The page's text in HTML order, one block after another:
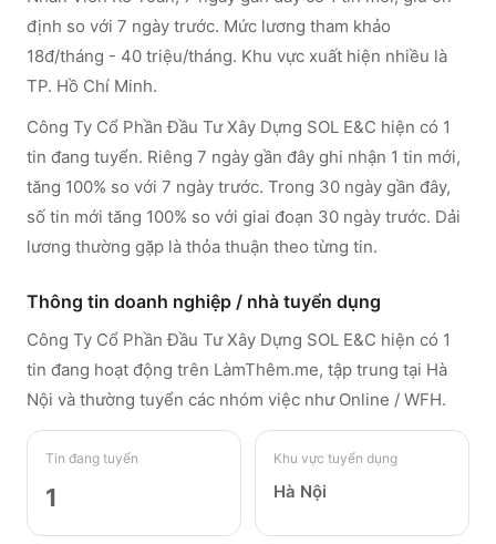
định so với 7 ngày trước. Mức lương tham khảo
18đ/tháng - 40 triệu/tháng. Khu vực xuất hiện nhiều là
TP. Hồ Chí Minh.
Công Ty Cổ Phần Đầu Tư Xây Dựng SOL E&C hiện có 1
tin đang tuyển. Riêng 7 ngày gần đây ghi nhận 1 tin mới,
tăng 100% so với 7 ngày trước. Trong 30 ngày gần đây,
số tin mới tăng 100% so với giai đoạn 30 ngày trước. Dải
lương thường gặp là thỏa thuận theo từng tin.
Thông tin doanh nghiệp / nhà tuyển dụng
Công Ty Cổ Phần Đầu Tư Xây Dựng SOL E&C hiện có 1
tin đang hoạt động trên LàmThêm.me, tập trung tại Hà
Nội và thường tuyển các nhóm việc như Online / WFH.
Tin đang tuyển
1
Khu vực tuyển dụng
Hà Nội